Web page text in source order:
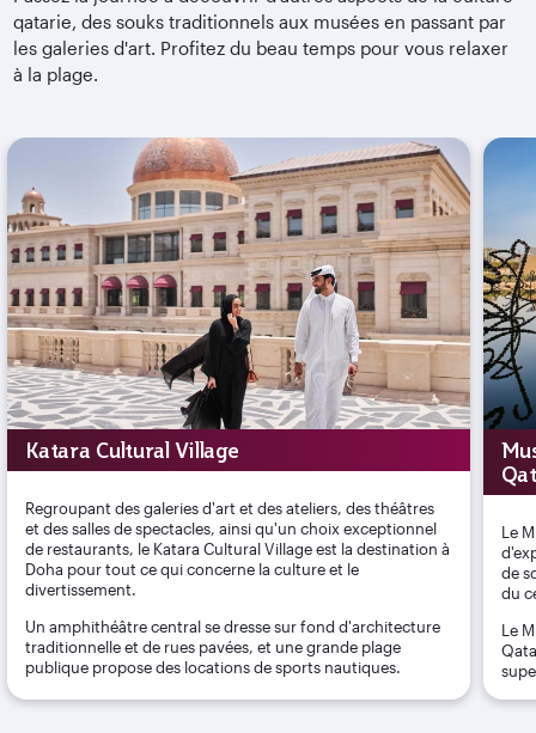
qatarie, des souks traditionnels aux musées en passant par
les galeries d'art. Profitez du beau temps pour vous relaxer
à la plage.
Katara Cultural Village
Regroupant des galeries d'art et des ateliers, des théâtres
et des salles de spectacles, ainsi qu'un choix exceptionnel
de restaurants, le Katara Cultural Village est la destination à
Doha pour tout ce qui concerne la culture et le
divertissement.
Un amphithéâtre central se dresse sur fond d'architecture
traditionnelle et de rues pavées, et une grande plage
publique propose des locations de sports nautiques.
Le
de
du
Le